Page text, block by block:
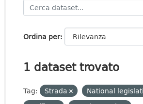
Ordina per
1 dataset trovato
Tag: Strada
National